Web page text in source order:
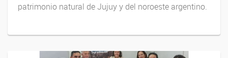
patrimonio natural de Jujuy y del noroeste argentino.